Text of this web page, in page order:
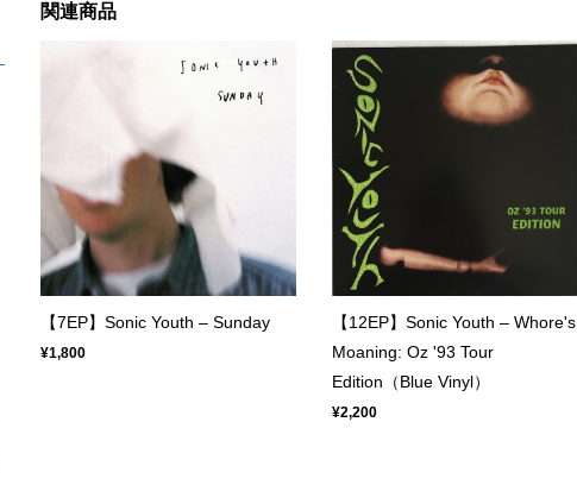
関連商品
【7EP】Sonic Youth – Sunday
¥1,800
【12EP】Sonic Youth – Whore's
Moaning: Oz '93 Tour
Edition（Blue Vinyl）
¥2,200